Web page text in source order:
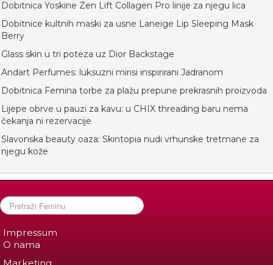
Dobitnica Yoskine Zen Lift Collagen Pro linije za njegu lica
Dobitnice kultnih maski za usne Laneige Lip Sleeping Mask
Berry
Glass skin u tri poteza uz Dior Backstage
Andart Perfumes: luksuzni mirisi inspirirani Jadranom
Dobitnica Femina torbe za plažu prepune prekrasnih proizvoda
Lijepe obrve u pauzi za kavu: u CHIX threading baru nema
čekanja ni rezervacije
Slavonska beauty oaza: Skintopia nudi vrhunske tretmane za
njegu kože
Impressum
O nama